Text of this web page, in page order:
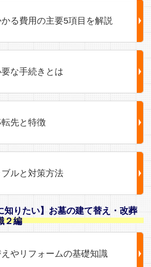
る費用の主要5項目を解説
な手続きとは
先と特徴
ルと対策方法
知りたい】お墓の建て替え・改葬
２編
やリフォームの基礎知識